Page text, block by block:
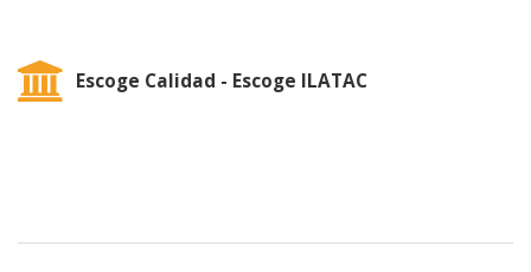
Escoge Calidad - Escoge ILATAC